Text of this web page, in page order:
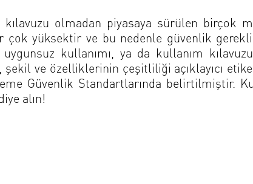
olmadan piyasaya sürülen birçok
yüksektir ve bu nedenle güvenlik
kullanımı, ya da kullanım
ve özelliklerinin çeşitliliği açıklayıcı
Güvenlik Standartlarında belirtilmiştir.
alın!